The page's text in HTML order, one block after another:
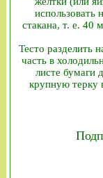
использовать
стакана, т. е. 40
Тесто разделить
часть в
листе бумаги
крупную терку